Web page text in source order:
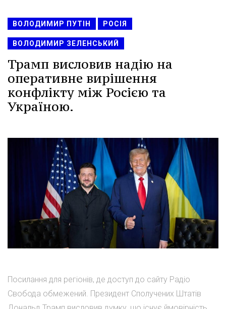
ВОЛОДИМИР ПУТІН РОСІЯ
ВОЛОДИМИР ЗЕЛЕНСЬКИЙ
Трамп висловив надію на
оперативне вирішення
конфлікту між Росією та
Україною.
Посилання для регіонів, де доступ до сайту Радіо
Свобода обмежений. Президент Сполучених Штатів